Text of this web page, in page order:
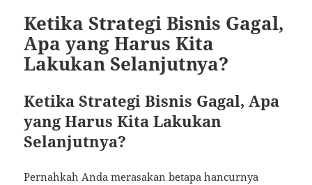
Ketika Strategi Bisnis Gagal,
Apa yang Harus Kita
Lakukan Selanjutnya?
Ketika Strategi Bisnis Gagal, Apa
yang Harus Kita Lakukan
Selanjutnya?
Pernahkah Anda merasakan betapa hancurnya